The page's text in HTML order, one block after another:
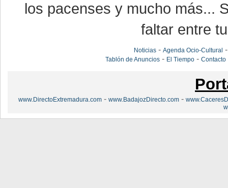
los pacenses y mucho más...
faltar entre
Noticias -Agenda Ocio-Cultural
Tablón de Anuncios - El Tiempo -Contacto
www.DirectoExtremadura.com - www.BadajozDirecto.com -